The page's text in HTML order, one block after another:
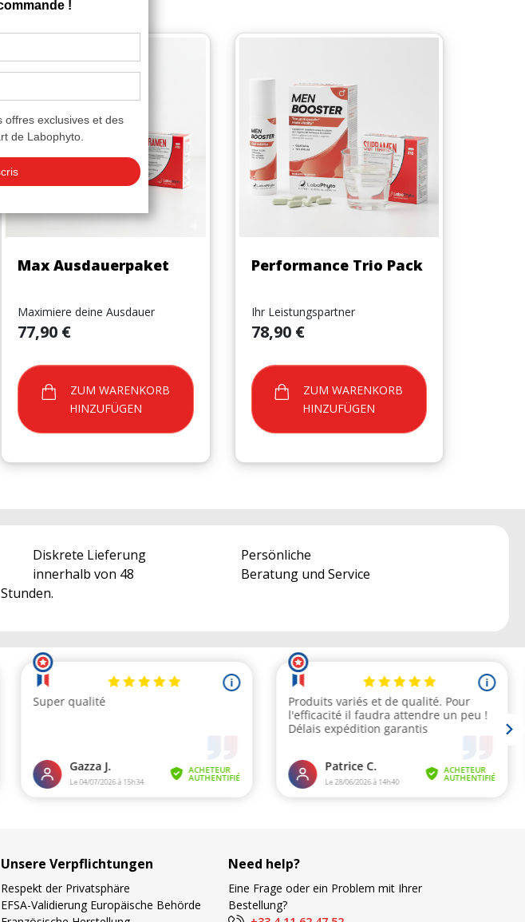
Vorschau
Max Ausdauerpaket
Maximiere deine Ausdauer
Preis
77,90 €
HINZUFÜGEN
Vorschau
Performance Trio Pack
Ihr Leistungspartner
Preis
78,90 €
HINZUFÜGEN
Diskrete Lieferung
innerhalb von 48
Stunden.
Persönliche
Beratung und Service
Unsere Verpflichtungen
Respekt der Privatsphäre
EFSA-Validierung Europäische Behörde
Need help?
Eine Frage oder ein Problem mit Ihrer
Bestellung?